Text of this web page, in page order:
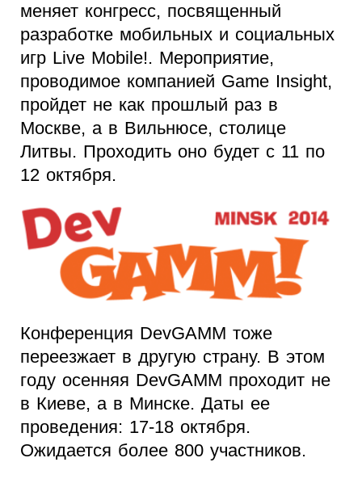
меняет конгресс, посвященный
разработке мобильных и социальных
игр Live Mobile!. Мероприятие,
проводимое компанией Game Insight,
пройдет не как прошлый раз в
Москве, а в Вильнюсе, столице
Литвы. Проходить оно будет с 11 по
12 октября.
Конференция DevGAMM тоже
переезжает в другую страну. В этом
году осенняя DevGAMM проходит не
в Киеве, а в Минске. Даты ее
проведения: 17-18 октября.
Ожидается более 800 участников.